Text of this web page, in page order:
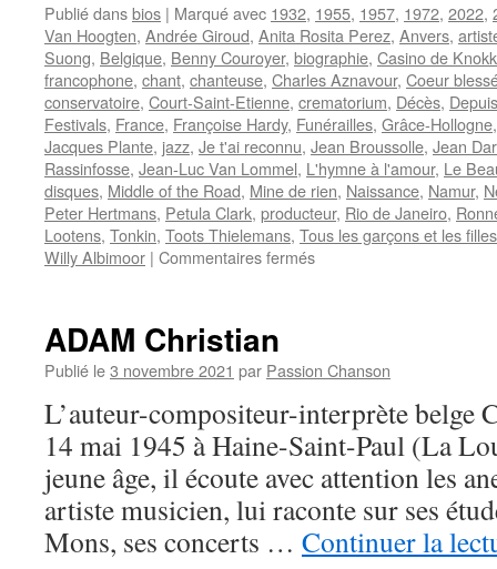
Publié dansbios | Marqué avec 1932, 1955, 1957, 1972, 2022,
Van Hoogten, Andrée Giroud, Anita Rosita Perez, Anvers,
Suong, Belgique, Benny Couroyer, biographie, Casino de
francophone, chant, chanteuse, Charles Aznavour, Coeur
conservatoire, Court-Saint-Etienne, crematorium, Décès,
Festivals, France, Françoise Hardy, Funérailles, Grâce-Hollogne
Jacques Plante, jazz, Je t'ai reconnu, Jean Broussolle, Jean
Rassinfosse, Jean-Luc Van Lommel, L'hymne à l'amour, Le
disques, Middle of the Road, Mine de rien, Naissance, Namur,
Peter Hertmans, Petula Clark, producteur, Rio de Janeiro,
Lootens, Tonkin, Toots Thielemans, Tous les garçons et les filles
Willy Albimoor | Commentaires ferméssur
ADAM Christian
Publié le3 novembre 2021 par Passion Chanson
L’auteur-compositeur-interprète
14 mai 1945 à Haine-Saint-Paul (La
jeune âge, il écoute avec attention les
artiste musicien, lui raconte sur ses
Mons, ses concerts … Continuer la